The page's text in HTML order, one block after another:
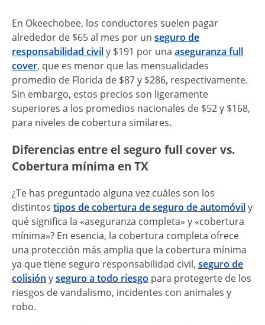
En Okeechobee, los conductores suelen pagar
alrededor de $65 al mes por un seguro de
responsabilidad civily $191 por una aseguranza full
cover, que es menor que las mensualidades
promedio de Florida de $87 y $286, respectivamente.
Sin embargo, estos precios son ligeramente
superiores a los promedios nacionales de $52 y $168,
para niveles de cobertura similares.
Diferencias entre el seguro full cover vs.
Cobertura mínima en TX
¿Te has preguntado alguna vez cuáles son los
distintos tipos de cobertura de seguro de automóvily
qué significa la «aseguranza completa» y «cobertura
mínima»? En esencia, la cobertura completa ofrece
una protección más amplia que la cobertura mínima
ya que tiene seguro responsabilidad civil, seguro de
colisión yseguro a todo riesgo para protegerte de los
riesgos de vandalismo, incidentes con animales y
robo.